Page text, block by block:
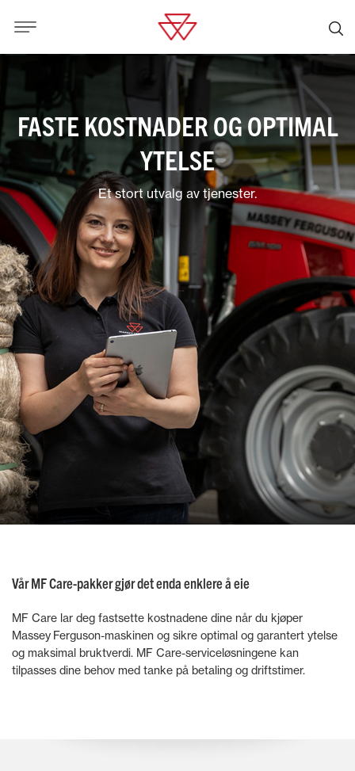
FASTE KOSTNADER OG OPTIMAL
YTELSE
Et stort utvalg av tjenester.
Vår MF Care-pakker gjør det enda enklere å eie
MF Care lar deg fastsette kostnadene dine når du kjøper
Massey Ferguson-maskinen og sikre optimal og garantert ytelse
og maksimal bruktverdi. MF Care-serviceløsningene kan
tilpasses dine behov med tanke på betaling og driftstimer.